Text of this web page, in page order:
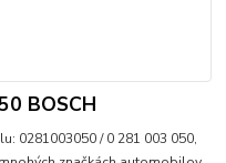
BOSCH
0281003050 / 0 281 003 050,